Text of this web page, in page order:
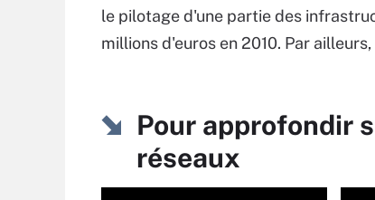
le pilotage d'une partie des
millions d'euros en 2010. Par
Pour approfondir
réseaux